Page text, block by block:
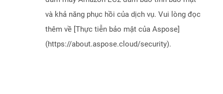
và khả năng phục hồi của dịch vụ. Vui lòng đọc
thêm về [Thực tiễn bảo mật của Aspose]
(https://about.aspose.cloud/security).